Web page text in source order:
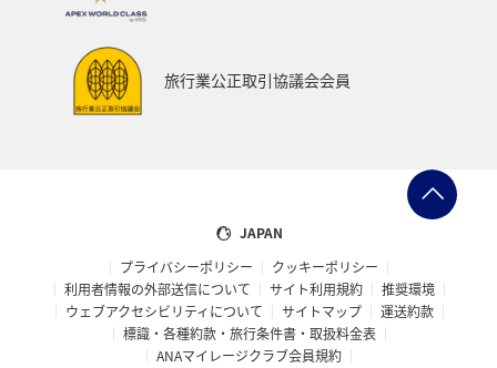
旅行業公正取引協議会会員
JAPAN
プライバシーポリシー
クッキーポリシー
利用者情報の外部送信について
サイト利用規約
推奨環境
ウェブアクセシビリティについて
サイトマップ
運送約款
標識・各種約款・旅行条件書・取扱料金表
ANAマイレージクラブ会員規約